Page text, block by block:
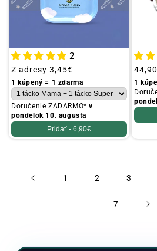
2
Obvyklá
cena
Z adresy 3,45€
1 kúpený = 1 zdarma
Doručenie ZADARMO*v
pondelok 10. augusta
Pridať - 6,90€
cena
1
1 2 3
7